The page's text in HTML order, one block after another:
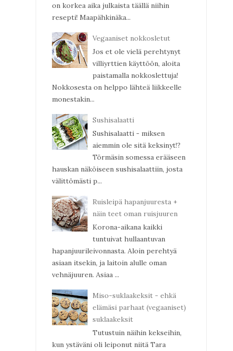
on korkea aika julkaista täällä niihin
resepti! Maapähkinäka...
Vegaaniset nokkosletut
Jos et ole vielä perehtynyt
villiyrttien käyttöön, aloita
paistamalla nokkoslettuja!
Nokkosesta on helppo lähteä liikkeelle
monestakin...
Sushisalaatti
Sushisalaatti - miksen
aiemmin ole sitä keksinyt!?
Törmäsin somessa erääseen
hauskan näköiseen sushisalaattiin, josta
välittömästi p...
Ruisleipä hapanjuuresta +
näin teet oman ruisjuuren
Korona-aikana kaikki
tuntuivat hullaantuvan
hapanjuurileivonnasta. Aloin perehtyä
asiaan itsekin, ja laitoin alulle oman
vehnäjuuren. Asiaa ...
Miso-suklaakeksit - ehkä
elämäsi parhaat (vegaaniset)
suklaakeksit
Tutustuin näihin kekseihin,
kun ystäväni oli leiponut niitä Tara